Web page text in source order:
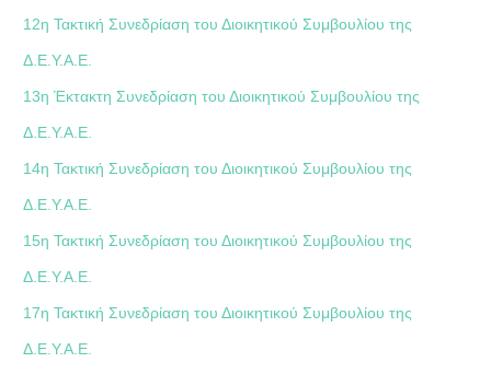
12η Τακτική Συνεδρίαση του Διοικητικού Συμβουλίου της
Δ.Ε.Υ.Α.Ε.
13η Έκτακτη Συνεδρίαση του Διοικητικού Συμβουλίου της
Δ.Ε.Υ.Α.Ε.
14η Τακτική Συνεδρίαση του Διοικητικού Συμβουλίου της
Δ.Ε.Υ.Α.Ε.
15η Τακτική Συνεδρίαση του Διοικητικού Συμβουλίου της
Δ.Ε.Υ.Α.Ε.
17η Τακτική Συνεδρίαση του Διοικητικού Συμβουλίου της
Δ.Ε.Υ.Α.Ε.